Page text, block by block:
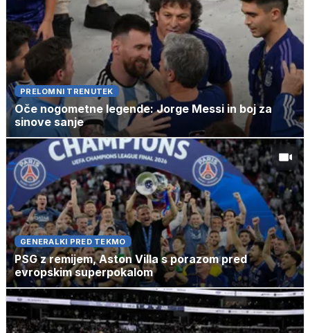
PRELOMNI TRENUTEK
Oče nogometne legende: Jorge Messi in boj za
sinove sanje
GENERALKI PRED TEKMO
PSG z remijem, Aston Villa s porazom pred
evropskim superpokalom